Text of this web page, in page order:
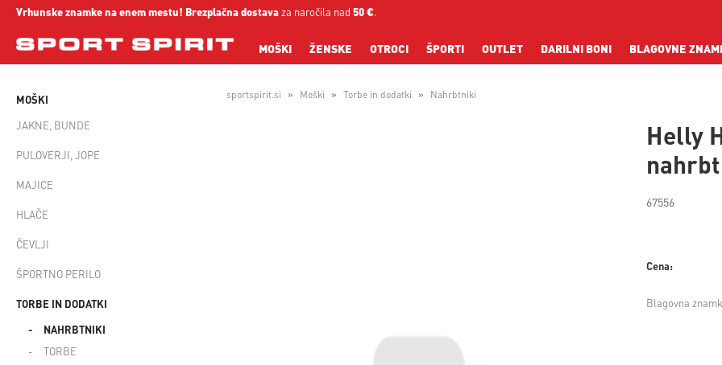
Vrhunske znamke na enem mestu! Brezplačna dostavaza naročila nad 50 €.
MOŠKI ŽENSKE OTROCI ŠPORTI OUTLET DARILNI BONI BLAGOVNE
MOŠKI
JAKNE, BUNDE
PULOVERJI, JOPE
MAJICE
HLAČE
ČEVLJI
ŠPORTNO PERILO
TORBE IN DODATKI
NAHRBTNIKI
TORBE
sportspirit.si Moški Torbe in dodatki Nahrbtniki
Helly
67556
Cena:
Blagovna